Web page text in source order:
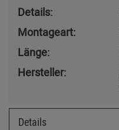
Details:
Montageart:
Länge:
Hersteller:
Details